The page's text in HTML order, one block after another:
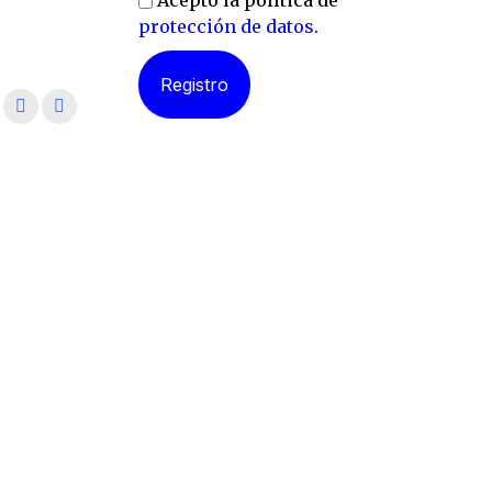
protección de datos.